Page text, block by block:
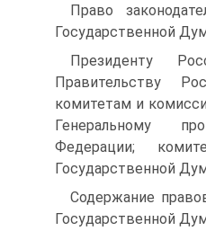
Право
Государственной
Президенту
Правительству
комитетам и
Генеральному
Федерации;
Государственной
Содержание
Государственной